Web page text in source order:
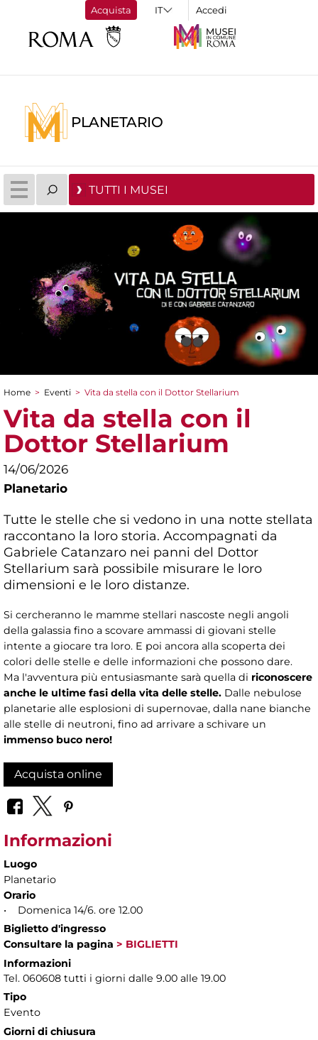
Acquista Accedi
PLANETARIO
TUTTI I MUSEI
Tu sei qui
Home > Eventi > Vita da stella con il Dottor Stellarium
Vita da stella con il
Dottor Stellarium
14/06/2026
Planetario
Tutte le stelle che si vedono in una notte stellata
raccontano la loro storia. Accompagnati da
Gabriele Catanzaro nei panni del Dottor
Stellarium sarà possibile misurare le loro
dimensioni e le loro distanze.
Si cercheranno le mamme stellari nascoste negli angoli
della galassia fino a scovare ammassi di giovani stelle
intente a giocare tra loro. E poi ancora alla scoperta dei
colori delle stelle e delle informazioni che possono dare.
Ma l'avventura più entusiasmante sarà quella di riconoscere
anche le ultime fasi della vita delle stelle. Dalle nebulose
planetarie alle esplosioni di supernovae, dalla nane bianche
alle stelle di neutroni, fino ad arrivare a schivare un
immenso buco nero!
Acquista online
Informazioni
Luogo
Planetario
Orario
• Domenica 14/6. ore 12.00
Biglietto d'ingresso
Consultare la pagina > BIGLIETTI
Informazioni
Tel. 060608 tutti i giorni dalle 9.00 alle 19.00
Tipo
Evento
Giorni di chiusura